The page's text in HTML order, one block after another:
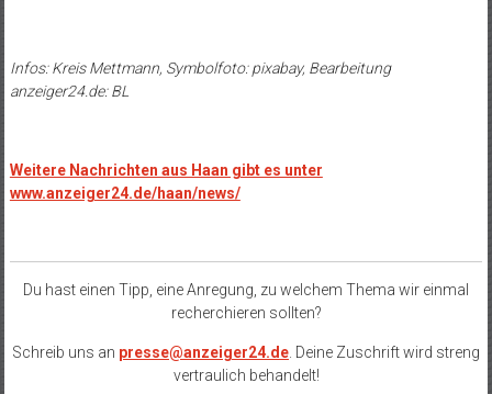
Infos: Kreis Mettmann, Symbolfoto: pixabay, Bearbeitung
anzeiger24.de: BL
Weitere Nachrichten aus Haan gibt es unter
www.anzeiger24.de/haan/news/
Du hast einen Tipp, eine Anregung, zu welchem Thema wir einmal
recherchieren sollten?
Schreib uns an presse@anzeiger24.de. Deine Zuschrift wird streng
vertraulich behandelt!